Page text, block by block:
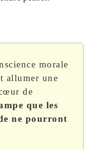
morale
allumer une
de
que les
ne pourront